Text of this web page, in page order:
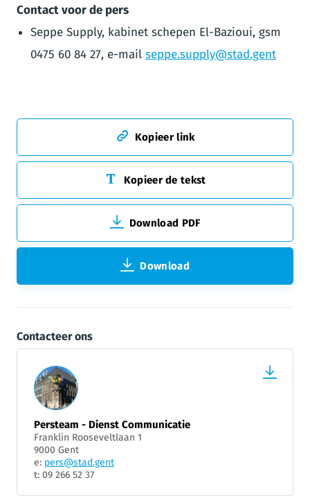
Contact voor de pers
Seppe Supply, kabinet schepen El-Bazioui, gsm
0475 60 84 27, e-mail seppe.supply@stad.gent
Kopieer link
Kopieer de tekst
Download PDF
Download
Contacteer ons
Persteam - Dienst Communicatie
Franklin Rooseveltlaan 1
9000 Gent
e: pers@stad.gent
t: 09 266 52 37